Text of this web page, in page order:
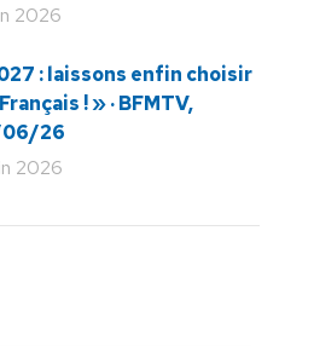
2026
: laissons enfin choisir
! » · BFMTV,
26
2026